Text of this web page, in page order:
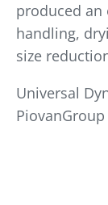
produced
handling,
size
Universal